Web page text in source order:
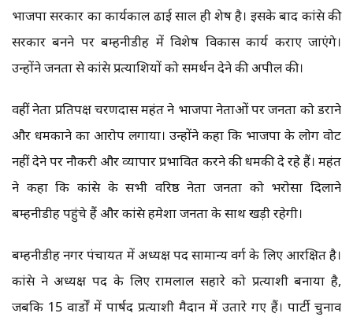
भाजपा सरकार का कार्यकाल ढाई साल ही शेष है। इसके बाद कांग्रेस की
सरकार बनने पर बम्हनीडीह में विशेष विकास कार्य कराए जाएंगे।
उन्होंने जनता से कांग्रेस प्रत्याशियों को समर्थन देने की अपील की।
वहीं नेता प्रतिपक्ष चरणदास महंत ने भाजपा नेताओं पर जनता को डराने
और धमकाने का आरोप लगाया। उन्होंने कहा कि भाजपा के लोग वोट
नहीं देने पर नौकरी और व्यापार प्रभावित करने की धमकी दे रहे हैं। महंत
ने कहा कि कांग्रेस के सभी वरिष्ठ नेता जनता को भरोसा दिलाने
बम्हनीडीह पहुंचे हैं और कांग्रेस हमेशा जनता के साथ खड़ी रहेगी।
बम्हनीडीह नगर पंचायत में अध्यक्ष पद सामान्य वर्ग के लिए आरक्षित है।
कांग्रेस ने अध्यक्ष पद के लिए रामलाल सहारे को प्रत्याशी बनाया है,
जबकि 15 वार्डों में पार्षद प्रत्याशी मैदान में उतारे गए हैं। पार्टी चुनाव